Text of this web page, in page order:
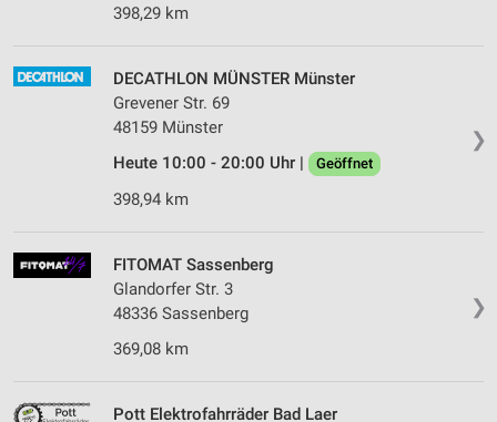
398,29 km
❯
DECATHLON MÜNSTER Münster
Grevener Str. 69
48159 Münster
Heute 10:00 - 20:00 Uhr |
Geöffnet
398,94 km
❯
FITOMAT Sassenberg
Glandorfer Str. 3
48336 Sassenberg
369,08 km
Pott Elektrofahrräder Bad Laer